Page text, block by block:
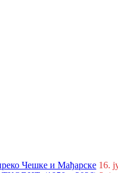
Чешке и Мађарске 16.